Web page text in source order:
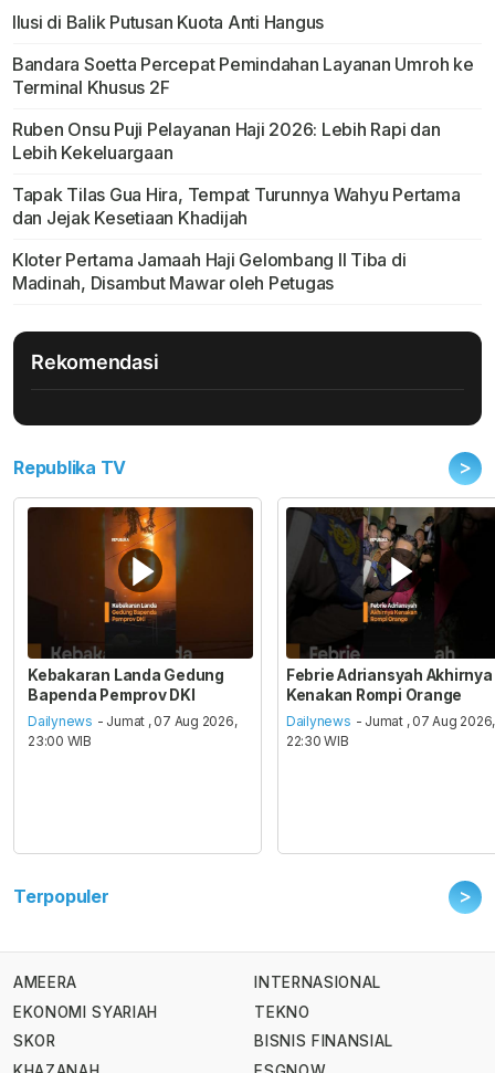
Ilusi di Balik Putusan Kuota Anti Hangus
Bandara Soetta Percepat Pemindahan Layanan Umroh ke
Terminal Khusus 2F
Ruben Onsu Puji Pelayanan Haji 2026: Lebih Rapi dan
Lebih Kekeluargaan
Tapak Tilas Gua Hira, Tempat Turunnya Wahyu Pertama
dan Jejak Kesetiaan Khadijah
Kloter Pertama Jamaah Haji Gelombang II Tiba di
Madinah, Disambut Mawar oleh Petugas
Rekomendasi
Republika TV >
Kebakaran Landa Gedung
Bapenda Pemprov DKI
Dailynews - Jumat , 07 Aug 2026,
23:00 WIB
Febrie Adriansyah Akhirnya
Kenakan Rompi Orange
Dailynews - Jumat , 07 Aug 2026,
22:30 WIB
Terpopuler >
AMEERA
EKONOMI SYARIAH
SKOR
INTERNASIONAL
TEKNO
BISNIS FINANSIAL